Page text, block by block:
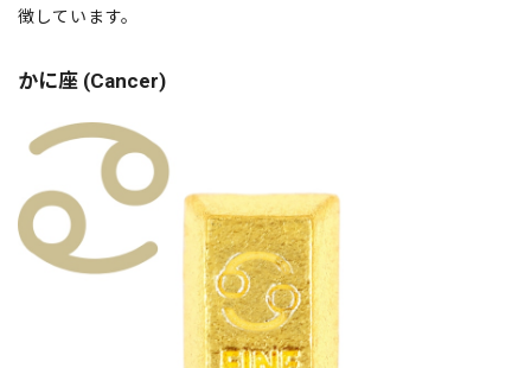
徴しています。
かに座 (Cancer)